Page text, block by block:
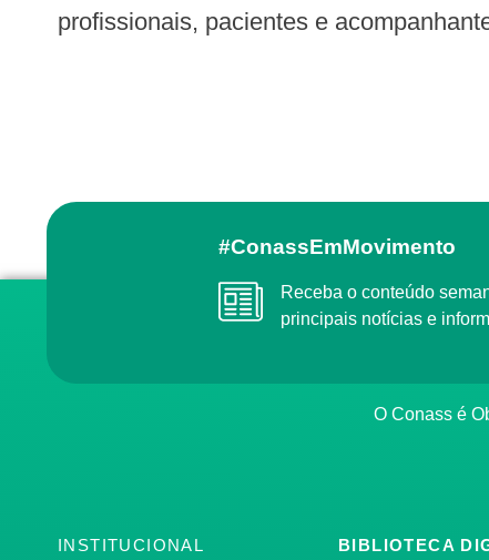
profissionais, pacientes e
#ConassEmMovimento
Receba o conteúdo semanal do Conass com as
principais notícias e
O Conass é
INSTITUCIONAL BIBLIOTECA